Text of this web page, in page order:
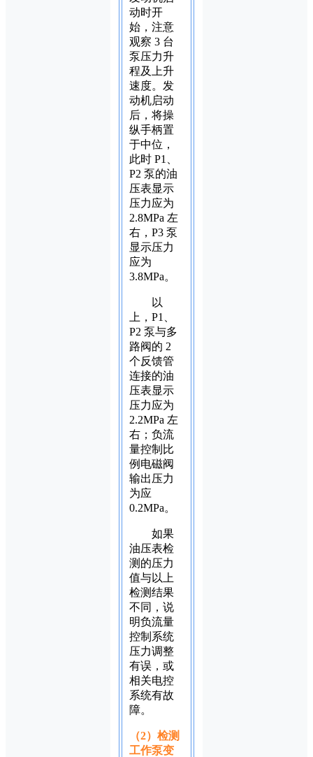
动时开
始，注意
观察 3 台
泵压力升
程及上升
速度。发
动机启动
后，将操
纵手柄置
于中位，
此时 P1、
P2 泵的油
压表显示
压力应为
2.8MPa 左
右，P3 泵
显示压力
应为
3.8MPa。
以
上，P1、
P2 泵与多
路阀的 2
个反馈管
连接的油
压表显示
压力应为
2.2MPa 左
右；负流
量控制比
例电磁阀
输出压力
为应
0.2MPa。
如果
油压表检
测的压力
值与以上
检测结果
不同，说
明负流量
控制系统
压力调整
有误，或
相关电控
系统有故
障。
（2）检测
工作泵变